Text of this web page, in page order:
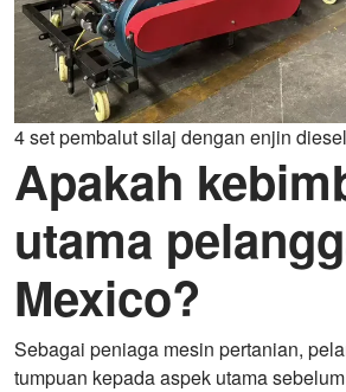
4 set pembalut silaj dengan enjin diesel
Apakah
utama
Mexico?
Sebagai peniaga mesin pertanian,
tumpuan kepada aspek utama